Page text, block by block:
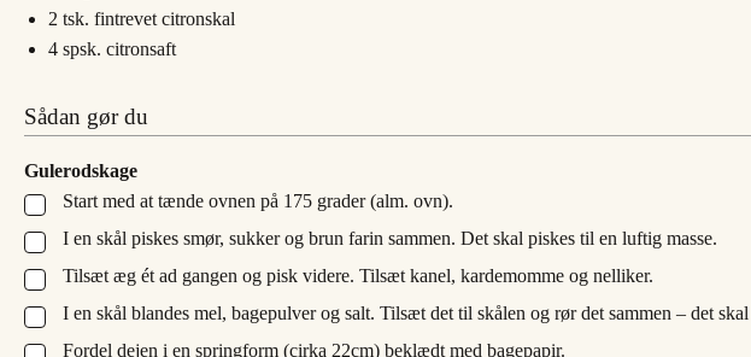
2 tsk. fintrevet citronskal
4 spsk. citronsaft
Sådan gør du
Gulerodskage
▢
Start med at tænde ovnen på 175 grader (alm. ovn).
▢
I en skål piskes smør, sukker og brun farin sammen. Det skal piskes til en luftig masse.
▢
Tilsæt æg ét ad gangen og pisk videre. Tilsæt kanel, kardemomme og nelliker.
▢
I en skål blandes mel, bagepulver og salt. Tilsæt det til skålen og rør det sammen – det
▢
Fordel dejen i en springform (cirka 22cm) beklædt med bagepapir.